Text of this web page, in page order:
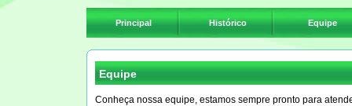
Principal Histórico Equipe
Equipe
Conheça nossa equipe, estamos sempre pronto para